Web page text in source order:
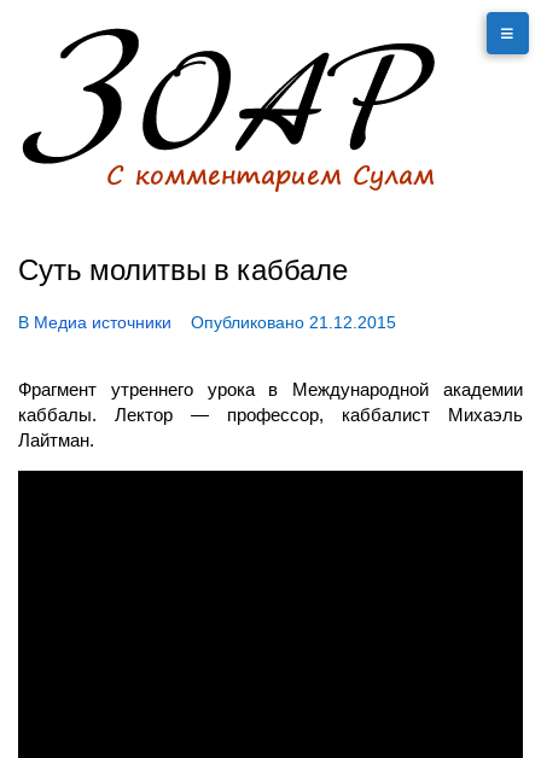
Суть молитвы в каббале
В Медиа источники Опубликовано 21.12.2015
Фрагмент утреннего урока в Международной академии
каббалы. Лектор — профессор, каббалист Михаэль
Лайтман.